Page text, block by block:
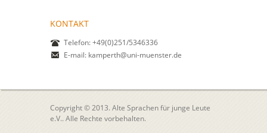
KONTAKT
Telefon: +49(0)251/5346336
E-mail: kamperth@uni-muenster.de
Copyright © 2013. Alte Sprachen für junge Leute
e.V.. Alle Rechte vorbehalten.